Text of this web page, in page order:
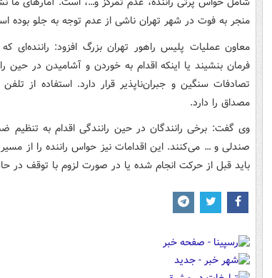
منجر به فوت در شهر تهران ناشی از عدم توجه به جلو بوده
معاون عملیات پلیس راهور تهران بزرگ افزود:
فرمان بنشیند یا اینکه اقدام به خوردن و آشامیدن در
تصادفات سنگین و جبران‌ناپذیر قرار دارد. استفاده از
مصداق را دارد.
وی گفت: برخی رانندگان در حین رانندگی اقدام به تنظیم
صندلی و … می‌کنند. این اقدامات نیز حواس راننده را از
باید قبل از حرکت انجام شده یا در صورت لزوم با توقف در